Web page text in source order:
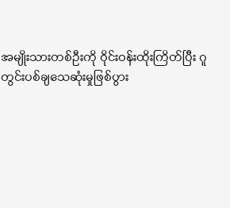
အမျိုးသားတစ်ဦးကို ဝိုင်းဝန်းထိုးကြိတ်ပြီး ဂူ
တွင်းပစ်ချသေဆုံးမှုဖြစ်ပွား